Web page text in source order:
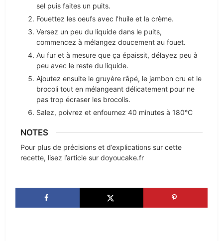
sel puis faites un puits.
Fouettez les oeufs avec l’huile et la crème.
Versez un peu du liquide dans le puits,
commencez à mélangez doucement au fouet.
Au fur et à mesure que ça épaissit, délayez peu à
peu avec le reste du liquide.
Ajoutez ensuite le gruyère râpé, le jambon cru et le
brocoli tout en mélangeant délicatement pour ne
pas trop écraser les brocolis.
Salez, poivrez et enfournez 40 minutes à 180°C
NOTES
Pour plus de précisions et d’explications sur cette
recette, lisez l’article sur doyoucake.fr